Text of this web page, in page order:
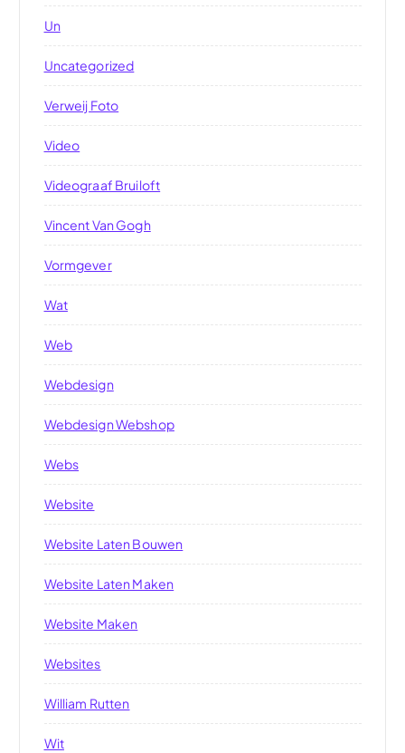
Un
Uncategorized
Verweij Foto
Video
Videograaf Bruiloft
Vincent Van Gogh
Vormgever
Wat
Web
Webdesign
Webdesign Webshop
Webs
Website
Website Laten Bouwen
Website Laten Maken
Website Maken
Websites
William Rutten
Wit